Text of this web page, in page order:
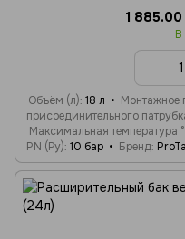
1
В
Объём (л) 18 л Монтажное
присоединительного
Максимальная температура
PN (Ру) 10 бар Бренд